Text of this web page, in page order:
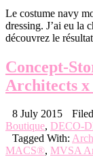
Le costume navy
dressing. J’ai eu la
découvrez le
Concept-
Architects
8 July 2015
Boutique, DECO-
Tagged With:
MACS®, MVSA